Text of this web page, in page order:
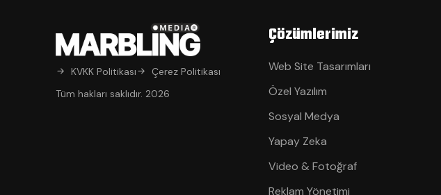
KVKK Politikası
Çerez Politikası
Tüm hakları saklıdır. 2026
Çözümlerimiz
Web Site Tasarımları
Özel Yazılım
Sosyal Medya
Yapay Zeka
Video & Fotoğraf
Reklam Yönetimi